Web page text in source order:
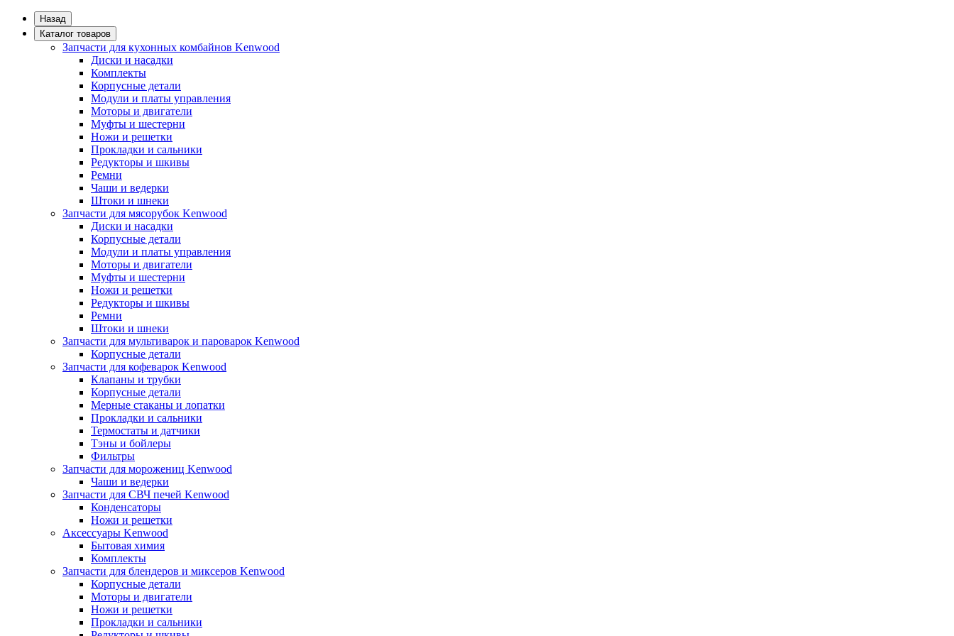
Назад
Каталог товаров
Запчасти для кухонных комбайнов Kenwood
Диски и насадки
Комплекты
Корпусные детали
Модули и платы управления
Моторы и двигатели
Муфты и шестерни
Ножи и решетки
Прокладки и сальники
Редукторы и шкивы
Ремни
Чаши и ведерки
Штоки и шнеки
Запчасти для мясорубок Kenwood
Диски и насадки
Корпусные детали
Модули и платы управления
Моторы и двигатели
Муфты и шестерни
Ножи и решетки
Редукторы и шкивы
Ремни
Штоки и шнеки
Запчасти для мультиварок и пароварок Kenwood
Корпусные детали
Запчасти для кофеварок Kenwood
Клапаны и трубки
Корпусные детали
Мерные стаканы и лопатки
Прокладки и сальники
Термостаты и датчики
Тэны и бойлеры
Фильтры
Запчасти для морожениц Kenwood
Чаши и ведерки
Запчасти для СВЧ печей Kenwood
Конденсаторы
Ножи и решетки
Аксессуары Kenwood
Бытовая химия
Комплекты
Запчасти для блендеров и миксеров Kenwood
Корпусные детали
Моторы и двигатели
Ножи и решетки
Прокладки и сальники